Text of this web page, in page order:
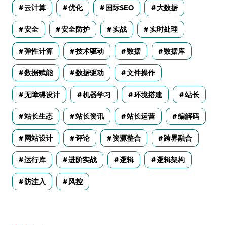
云计算 优化 国际SEO 大数据
安全 安全防护 实战 实时处理
弹性计算 技术驱动 数据 数据库
数据赋能 数据驱动 文件操作
无障碍设计 机器学习 环境搭建 站长
站长生态 站长资讯 站长运营 编解码
网站设计 评论 资源整合 跨界融合
运行库 进阶实战 逻辑 逻辑架构
防注入 风控